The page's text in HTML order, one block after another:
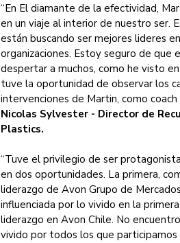
“En El diamante de la efectividad,
en un viaje al interior de nuestro ser.
están buscando ser mejores lideres
organizaciones. Estoy seguro de que
despertar a muchos, como he visto
tuve la oportunidad de observar los
intervenciones de Martin, como coach
Nicolas Sylvester - Director de
Plastics.
“Tuve el privilegio de ser
en dos oportunidades. La primera,
liderazgo de Avon Grupo de
influenciada por lo vivido en la
liderazgo en Avon Chile. No
vivido por todos los que